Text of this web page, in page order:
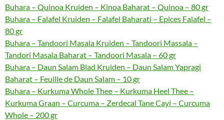
Buhara – Quinoa Kruiden – Kinoa Baharat – Quinoa – 80 gr
Buhara – Falafel Kruiden – Falafel Baharati – Epices Falafel –
80 gr
Buhara – Tandoori Masala Kruiden – Tandoori Massala –
Tandori Masala Baharat – Tandoori Masala – 60 gr
Buhara – Daun Salam Blad Kruiden – Daun Salam Yapragi
Baharat – Feuille de Daun Salam – 10 gr
Buhara – Kurkuma Whole Thee – Kurkuma Heel Thee –
Kurkuma Graan – Curcuma – Zerdecal Tane Cayi – Curcuma
Whole – 200 gr